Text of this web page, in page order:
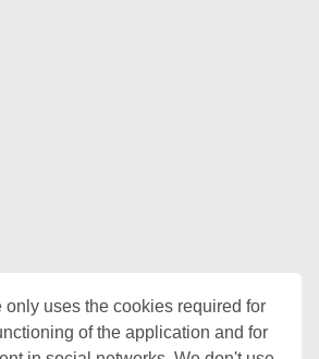
only uses the cookies required for
of the application and for